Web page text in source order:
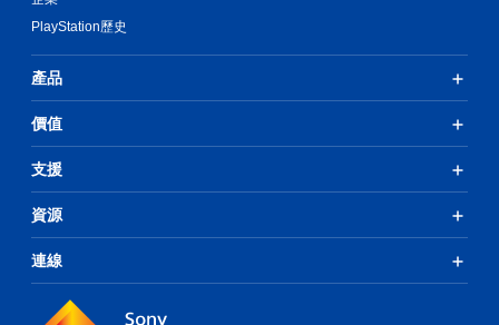
PlayStation歷史
產品
價值
支援
資源
連線